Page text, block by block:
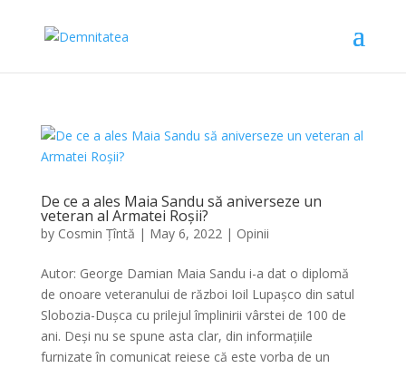
De ce a ales Maia Sandu să aniverseze un
veteran al Armatei Roșii?
by Cosmin Țîntă | May 6, 2022| Opinii
Autor: George Damian Maia Sandu i-a dat o diplomă
de onoare veteranului de război Ioil Lupașco din satul
Slobozia-Dușca cu prilejul împlinirii vârstei de 100 de
ani. Deși nu se spune asta clar, din informațiile
furnizate în comunicat reiese că este vorba de un